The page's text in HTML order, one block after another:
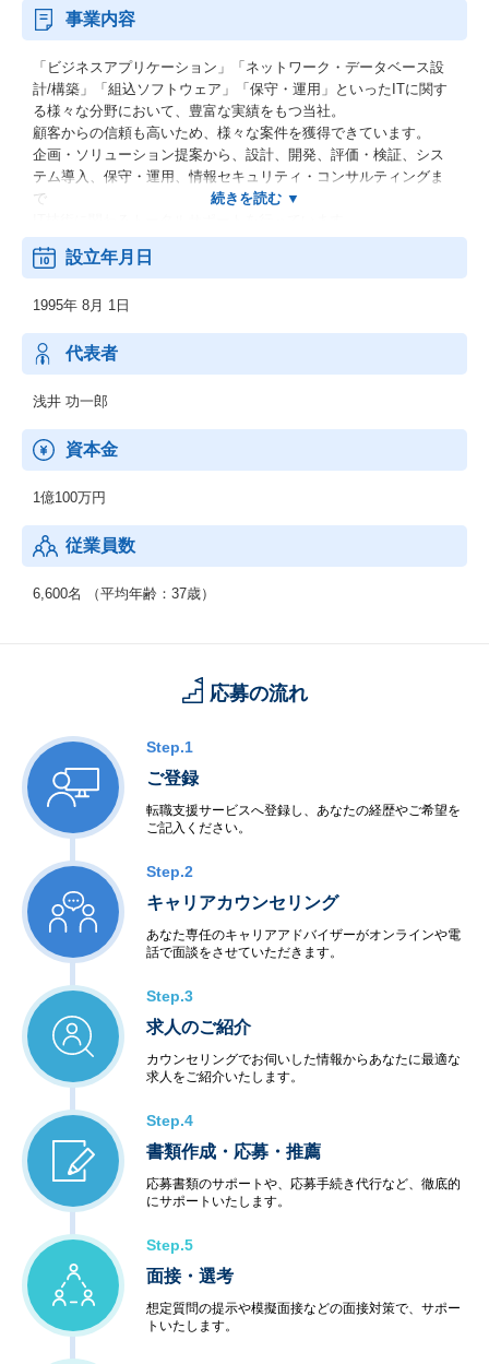
事業内容
「ビジネスアプリケーション」「ネットワーク・データベース設
計/構築」「組込ソフトウェア」「保守・運用」といったITに関す
る様々な分野において、豊富な実績をもつ当社。
顧客からの信頼も高いため、様々な案件を獲得できています。
企画・ソリューション提案から、設計、開発、評価・検証、シス
テム導入、保守・運用、情報セキュリティ・コンサルティングま
で
また、開発プロセスで蓄積したノウハウをお客様と共有し、
新しいビジネスを創造する役割を果たしているのも当社の特徴の
当社は、いつもお客様のご要望にお応し、
最高の答えをご提供することを最優先に考え、行動しています。
また、エンジニアが自分自身を進化させる環境を豊富にご用意し
ています。
ぜひ弊社で「市場価値の高いエンジニア」に成長していきません
設立年月日
1995年 8月 1日
代表者
浅井 功一郎
資本金
1億100万円
従業員数
6,600名 （平均年齢：37歳）
応募の流れ
Step.1
ご登録
転職支援サービスへ登録し、あなたの経歴やご希望を
ご記入ください。
Step.2
キャリアカウンセリング
あなた専任のキャリアアドバイザーがオンラインや電
話で面談をさせていただきます。
Step.3
求人のご紹介
カウンセリングでお伺いした情報からあなたに最適な
求人をご紹介いたします。
Step.4
書類作成・応募・推薦
応募書類のサポートや、応募手続き代行など、徹底的
にサポートいたします。
Step.5
面接・選考
想定質問の提示や模擬面接などの面接対策で、サポー
トいたします。